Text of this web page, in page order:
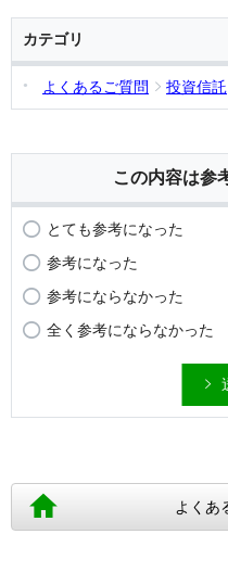
カテゴリ
よくあるご質問 投資信託
この内容は参
とても参考になった
参考になった
参考にならなかった
全く参考にならなかった
よくあ